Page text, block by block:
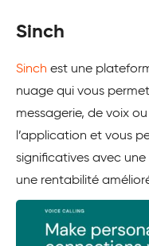
Sinch
Sinch est une
nuage qui vous
messagerie, de voix
l’application et vous
significatives avec
une rentabilité